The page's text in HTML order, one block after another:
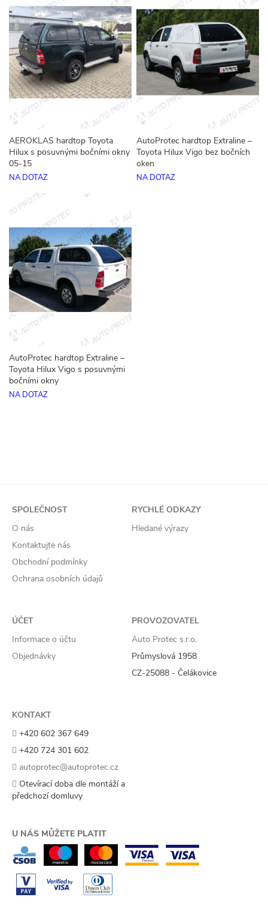
AEROKLAS hardtop Toyota
Hilux s posuvnými bočními okny
05-15
NA DOTAZ
AutoProtec hardtop Extraline –
Toyota Hilux Vigo bez bočních
oken
NA DOTAZ
AutoProtec hardtop Extraline –
Toyota Hilux Vigo s posuvnými
bočními okny
NA DOTAZ
SPOLEČNOST
O nás
Kontaktujte nás
Obchodní podmínky
Ochrana osobních údajů
RYCHLÉ ODKAZY
Hledané výrazy
ÚČET
Informace o účtu
Objednávky
PROVOZOVATEL
Auto Protec s.r.o.
Průmyslová 1958
CZ-25088 - Čelákovice
KONTAKT
+420 602 367 649
+420 724 301 602
autoprotec@autoprotec.cz
Otevírací doba dle montáží a
předchozí domluvy
U NÁS MŮŽETE PLATIT